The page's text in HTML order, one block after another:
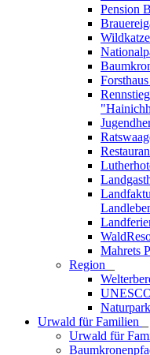
Pension
Mahrets
Region
Urwald für Familien
Urwald für